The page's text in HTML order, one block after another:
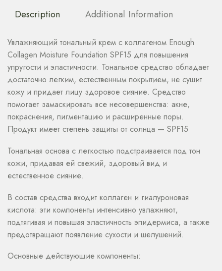
Description Additional Information
Увлажняющий тональный крем с коллагеном Enough
Collagen Moisture Foundation SPF15 для повышения
упругости и эластичности. Тональное средство обладает
достаточно легким, естественным покрытием, не сушит
кожу и придает лицу здоровое сияние. Средство
помогает замаскировать все несовершенства: акне,
покраснения, пигментацию и расширенные поры.
Продукт имеет степень защиты от солнца — SPF15
Тональная основа с легкостью подстраивается под тон
кожи, придавая ей свежий, здоровый вид и
естественное сияние.
В состав средства входит коллаген и гиалуроновая
кислота: эти компоненты интенсивно увлажняют,
подтягивая и повышая эластичность эпидермиса, а также
предотвращают появление сухости и шелушений.
Основные действующие компоненты: